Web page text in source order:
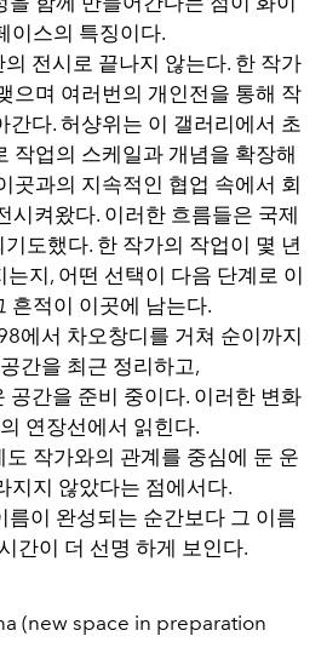
이스의 특징이다.
전시로 끝나지 않는다. 한 작가
으며 여러번의 개인전을 통해 작
간다. 허샹위는 이 갤러리에서 초
작업의 스케일과 개념을 확장해
곳과의 지속적인 협업 속에서 회
시켜왔다. 이러한 흐름들은 국제
도했다. 한 작가의 작업이 몇 년
지, 어떤 선택이 다음 단계로 이
흔적이 이곳에 남는다.
에서 차오창디를 거쳐 순이까지
간을 최근 정리하고,
공간을 준비 중이다. 이러한 변화
연장선에서 읽힌다.
작가와의 관계를 중심에 둔 운
지지 않았다는 점에서다.
름이 완성되는 순간보다 그 이름
간이 더 선명 하게 보인다.
(new space in preparation